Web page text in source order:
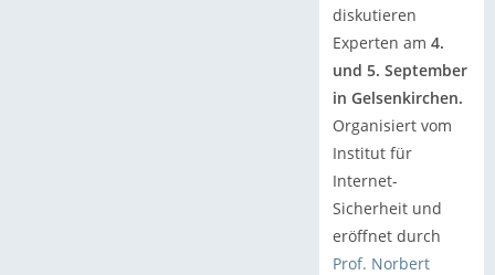
diskutieren
Experten am 4.
und 5. September
in Gelsenkirchen.
Organisiert vom
Institut für
Internet-
Sicherheit und
eröffnet durch
Prof. Norbert